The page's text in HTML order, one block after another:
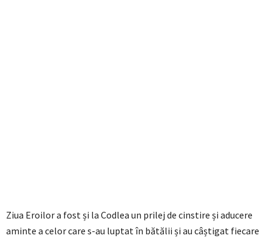
Ziua Eroilor a fost și la Codlea un prilej de cinstire și aducere
aminte a celor care s-au luptat în bătălii și au câștigat fiecare